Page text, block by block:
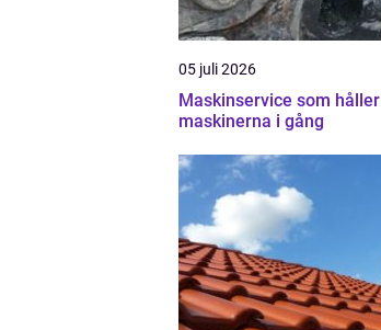
05 juli 2026
Maskinservice som håller
maskinerna i gång